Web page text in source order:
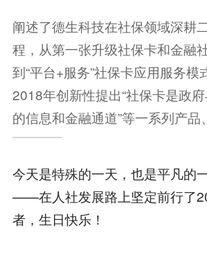
阐述了德生科技在社保领域深耕
程，从第一张升级社保卡和金融
到“平台+服务”社保卡应用服务模
2018年创新性提出“社保卡是政
的信息和金融通道”等一系列产品
今天是特殊的一天，也是平凡的
——在人社发展路上坚定前行了
者，生日快乐！